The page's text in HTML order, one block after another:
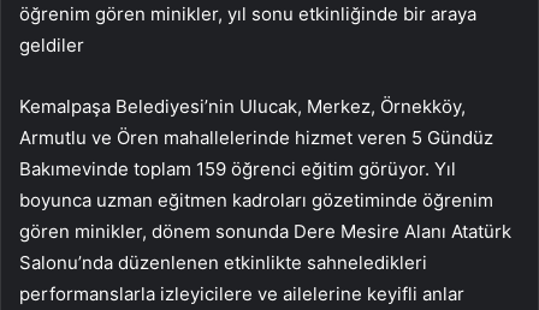
öğrenim gören minikler, yıl sonu etkinliğinde bir araya
geldiler
Kemalpaşa Belediyesi’nin Ulucak, Merkez, Örnekköy,
Armutlu ve Ören mahallelerinde hizmet veren 5 Gündüz
Bakımevinde toplam 159 öğrenci eğitim görüyor. Yıl
boyunca uzman eğitmen kadroları gözetiminde öğrenim
gören minikler, dönem sonunda Dere Mesire Alanı Atatürk
Salonu’nda düzenlenen etkinlikte sahneledikleri
performanslarla izleyicilere ve ailelerine keyifli anlar